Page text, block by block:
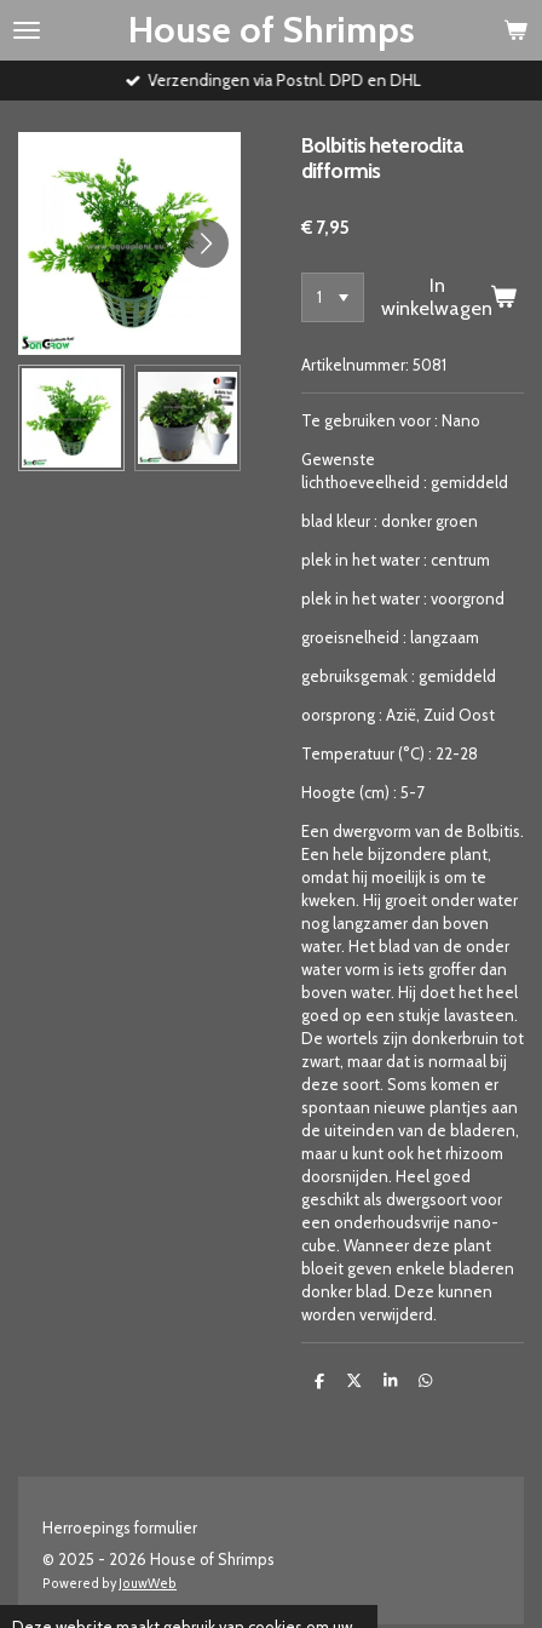
Ga
House of Shrimps
Verzendingen via Postnl. DPD en DHL
Bolbitis heteroclita
difformis
€ 7,95
In
winkelwagen
Artikelnummer: 5081
Te gebruiken voor: Nano
Gewenste
lichthoeveelheid : gemiddeld
blad kleur: donker groen
plek in het water: centrum
plek in het water: voorgrond
groeisnelheid : langzaam
gebruiksgemak: gemiddeld
oorsprong: Azië, Zuid Oost
Temperatuur (°C) : 22-28
Hoogte (cm) : 5-7
Een dwergvorm van de Bolbitis.
Een hele bijzondere plant,
omdat hij moeilijk is om te
kweken. Hij groeit onder water
nog langzamer dan boven
water. Het blad van de onder
water vorm is iets groffer dan
boven water. Hij doet het heel
goed op een stukje lavasteen.
De wortels zijn donkerbruin tot
zwart, maar dat is normaal bij
deze soort. Soms komen er
spontaan nieuwe plantjes aan
de uiteinden van de bladeren,
maar u kunt ook het rhizoom
doorsnijden. Heel goed
geschikt als dwergsoort voor
een onderhoudsvrije nano-
cube. Wanneer deze plant
bloeit geven enkele bladeren
donker blad. Deze kunnen
worden verwijderd.
D
D
S
D
Herroepings formulier
© 2025 - 2026 House of Shrimps
Powered by JouwWeb